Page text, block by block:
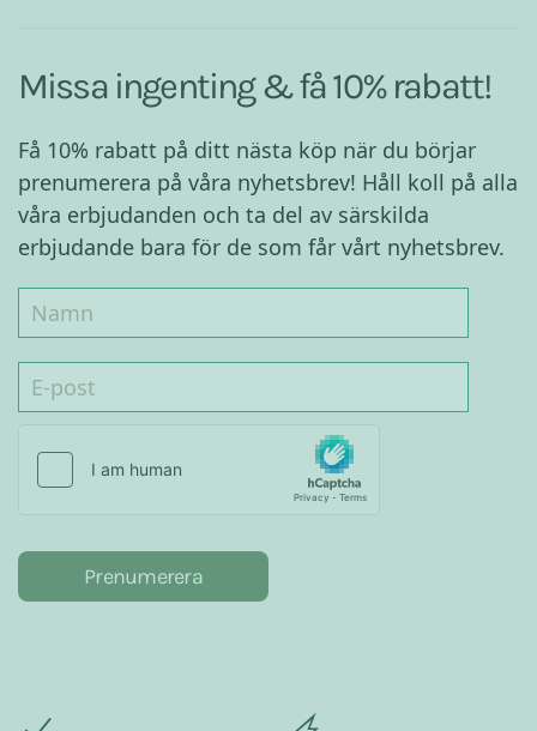
Missa ingenting & få 10% rabatt!
Få 10% rabatt på ditt nästa köp när du börjar
prenumerera på våra nyhetsbrev! Håll koll på alla
våra erbjudanden och ta del av särskilda
erbjudande bara för de som får vårt nyhetsbrev.
Prenumerera